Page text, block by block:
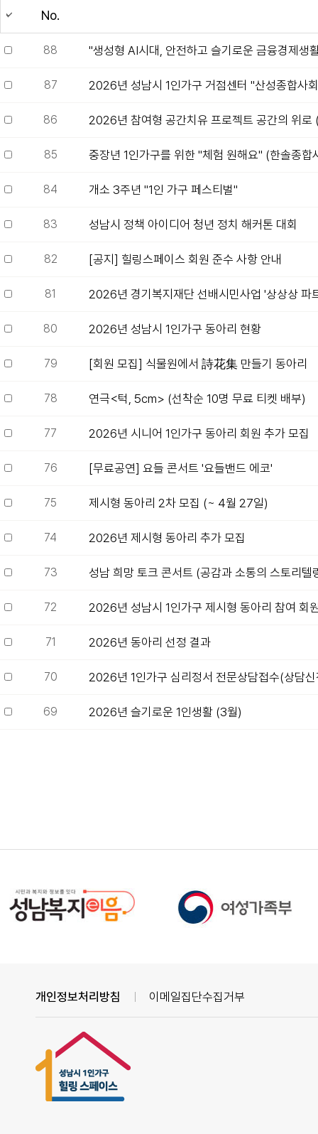
No.
88 "생성형 AI시대, 안전하고 슬기로운 금융경제생
87 2026년 성남시 1인가구 거점센터 "산성종합사
86 2026년 참여형 공간치유 프로젝트 공간의 위로
85 중장년 1인가구를 위한 "체험 원해요" (한솔종합
84 개소 3주년 "1인 가구 페스티벌"
83 성남시 정책 아이디어 청년 정치 해커톤 대회
82 [공지] 힐링스페이스 회원 준수 사항 안내
81 2026년 경기복지재단 선배시민사업 '상상상 파
80 2026년 성남시 1인가구 동아리 현황
79 [회원 모집] 식물원에서 詩花集 만들기 동아리
78 연극<턱, 5cm> (선착순 10명 무료 티켓 배부)
77 2026년 시니어 1인가구 동아리 회원 추가 모집
76 [무료공연] 요들 콘서트 '요들밴드 에코'
75 제시형 동아리 2차 모집 (~ 4월 27일)
74 2026년 제시형 동아리 추가 모집
73 성남 희망 토크 콘서트 (공감과 소통의 스토리텔
72 2026년 성남시 1인가구 제시형 동아리 참여 회
71 2026년 동아리 선정 결과
70 2026년 1인가구 심리정서 전문상담접수(상담
69 2026년 슬기로운 1인생활 (3월)
개인정보처리방침 이메일집단수집거부